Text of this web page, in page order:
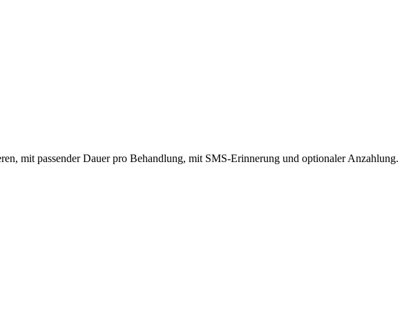
mit passender Dauer pro Behandlung, mit SMS-Erinnerung und optionaler Anzahlung.